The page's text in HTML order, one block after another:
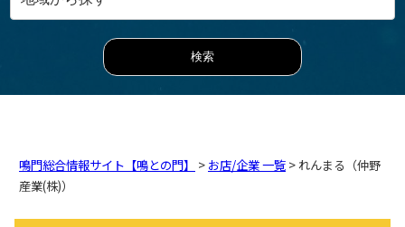
鳴門総合情報サイト【鳴との門】 > お店/企業 一覧 > れんまる（仲野
産業(株)）